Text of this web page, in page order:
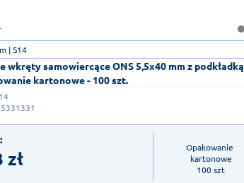
wkręty samowiercące ONS 5,5x40 mm z podkładką
kartonowe - 100 szt.
| S14
zł
Opakowanie
kartonowe
100 szt